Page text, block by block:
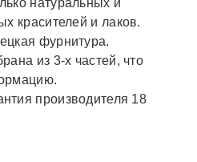
красителей и лаков.
фурнитура.
из 3-х частей, что
производителя 18